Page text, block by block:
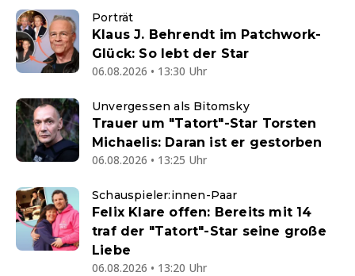
Porträt
Klaus J. Behrendt im Patchwork-
Glück: So lebt der Star
06.08.2026 • 13:30 Uhr
Unvergessen als Bitomsky
Trauer um "Tatort"-Star Torsten
Michaelis: Daran ist er gestorben
06.08.2026 • 13:25 Uhr
Schauspieler:innen-Paar
Felix Klare offen: Bereits mit 14
traf der "Tatort"-Star seine große
Liebe
06.08.2026 • 13:20 Uhr